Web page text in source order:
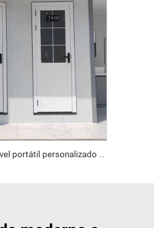
Banheiro público móvel portátil personalizado PE para camping, preço de casas de contêiner, banheiro móvel